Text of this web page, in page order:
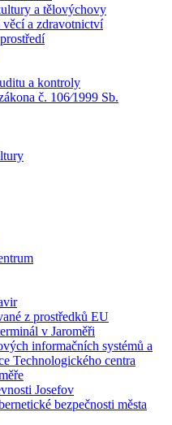
a tělovýchovy
a zdravotnictví
a kontroly
č. 106⁄1999 Sb.
z prostředků EU
v Jaroměři
informačních systémů a
Technologického centra
Josefov
bezpečnosti města